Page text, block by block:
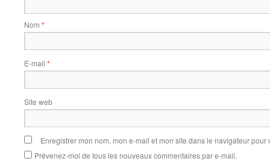
Nom *
E-mail *
Site web
Enregistrer mon nom, mon e-mail et mon site dans le navigateur
Prévenez-moi de tous les nouveaux commentaires par e-mail.